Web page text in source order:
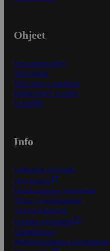
Ohjeet
Ensitilaajan ohjeet
Näin maksat
Näin tilaat ja muokkaat
Kaikki ohjeet ja vinkit
In English
Info
S-Business yrityksille
Oiva-raportit
Osuuskauppojen yhteystiedot
Tilaus- ja toimitusehdot
Tietosuojakäytäntö
Palvelun käyttöehdot
Saavutettavuus
Mobiilisovelluksen saavutettavuus